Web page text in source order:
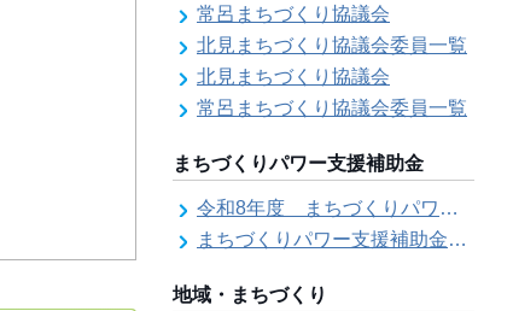
常呂まちづくり協議会
北見まちづくり協議会委員一覧
北見まちづくり協議会
常呂まちづくり協議会委員一覧
まちづくりパワー支援補助金
令和8年度 まちづくりパワー支援補助金の募集【受付は終了しました。】
まちづくりパワー支援補助金の交付結果
地域・まちづくり